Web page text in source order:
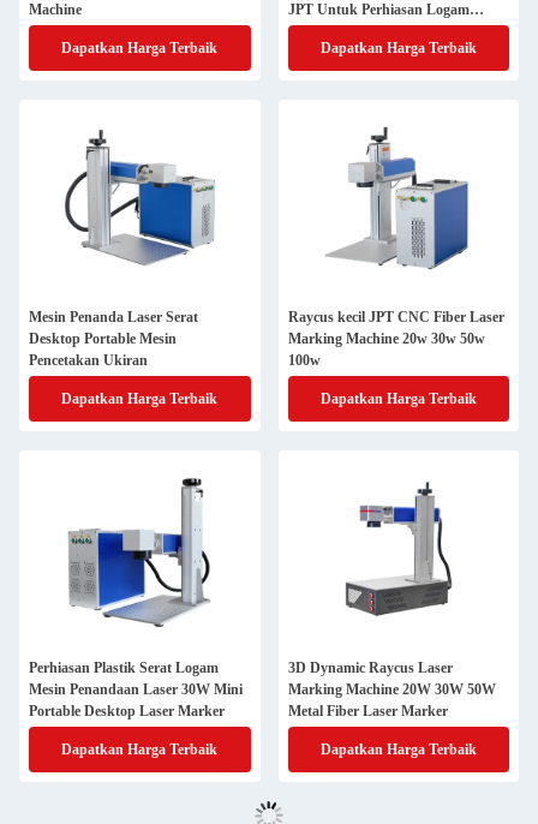
Machine
Dapatkan Harga Terbaik
JPT Untuk Perhiasan Logam
Berkarat
Dapatkan Harga Terbaik
Mesin Penanda Laser Serat
Desktop Portable Mesin
Pencetakan Ukiran
Dapatkan Harga Terbaik
Raycus kecil JPT CNC Fiber Laser
Marking Machine 20w 30w 50w
100w
Dapatkan Harga Terbaik
Perhiasan Plastik Serat Logam
Mesin Penandaan Laser 30W Mini
Portable Desktop Laser Marker
Dapatkan Harga Terbaik
3D Dynamic Raycus Laser
Marking Machine 20W 30W 50W
Metal Fiber Laser Marker
Dapatkan Harga Terbaik